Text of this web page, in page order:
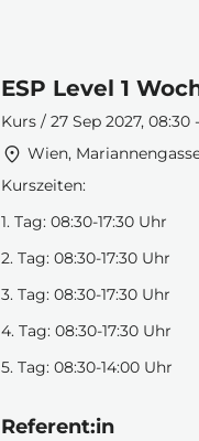
ESP Level 1
Kurs / 27 Sep 2027, 08:30
Wien,
Kurszeiten:
1. Tag: 08:30-17:30 Uhr
2. Tag: 08:30-17:30 Uhr
3. Tag: 08:30-17:30 Uhr
4. Tag: 08:30-17:30 Uhr
5. Tag: 08:30-14:00 Uhr
Referent:in